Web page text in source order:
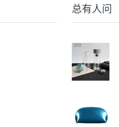
总有人问